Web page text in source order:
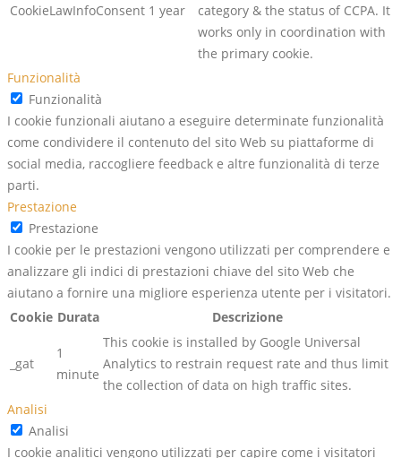
CookieLawInfoConsent 1 year
category & the status of CCPA. It
works only in coordination with
the primary cookie.
Funzionalità
Funzionalità
I cookie funzionali aiutano a eseguire determinate funzionalità
come condividere il contenuto del sito Web su piattaforme di
social media, raccogliere feedback e altre funzionalità di terze
parti.
Prestazione
Prestazione
I cookie per le prestazioni vengono utilizzati per comprendere e
analizzare gli indici di prestazioni chiave del sito Web che
aiutano a fornire una migliore esperienza utente per i visitatori.
Cookie Durata Descrizione
_gat
1
minute
This cookie is installed by Google Universal
Analytics to restrain request rate and thus limit
the collection of data on high traffic sites.
Analisi
Analisi
I cookie analitici vengono utilizzati per capire come i visitatori